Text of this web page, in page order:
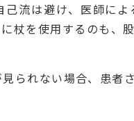
流は避け、医師に
杖を使用するのも、
られない場合、患者